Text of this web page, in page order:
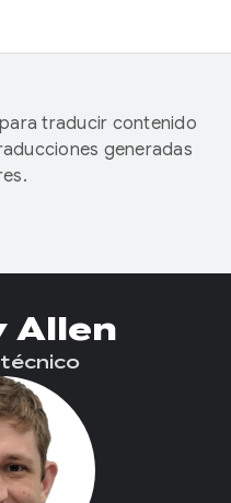
traducir contenido
generadas
Allen